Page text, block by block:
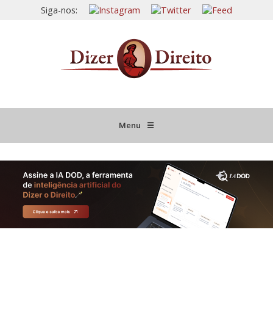
Siga-nos:
Menu ☰
JURISPRUDÊNCIA COMENTADA
INFORMATIVOS COMENTADOS